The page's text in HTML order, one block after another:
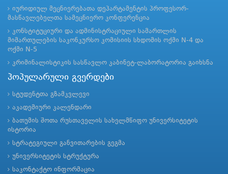
იურიდიულ მეცნიერებათა დეპარტამენტის პროფესორ-
მასწავლებელთა სამეცნიერო კონფერენცია
კონსტიტუციური და ადმინისტრაციული სამართლის
მიმართულების საკონკურსო კომისიის სხდომის ოქმი N-4 და
ოქმი N-5
კრიმინალისტიკის სასწავლო კაბინეტ-ლაბორატორია გაიხსნა
პოპულარული გვერდები
სტუდენტთა გზამკვლევი
აკადემიური კალენდარი
ბათუმის შოთა რუსთაველის სახელმწიფო უნივერსიტეტის
ისტორია
სტრატეგიული განვითარების გეგმა
უნივერსიტეტის სტრუქტურა
საკონტაქტო ინფორმაცია